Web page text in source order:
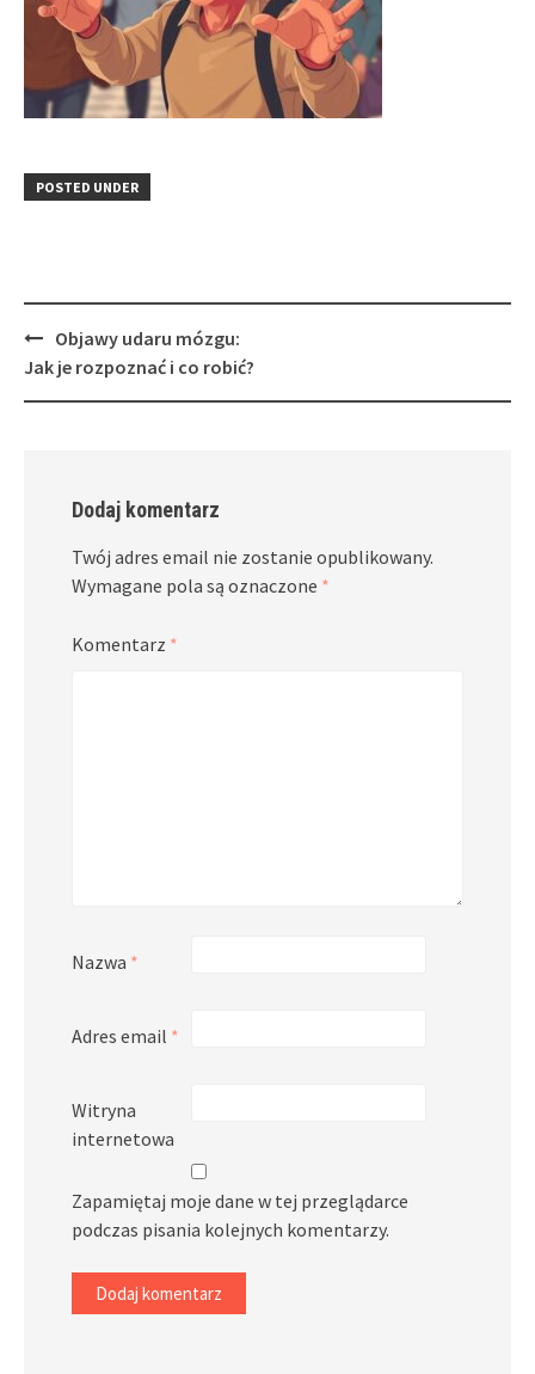
POSTED UNDER
Post
navigation
Objawy udaru mózgu:
Jak je rozpoznać i co robić?
Dodaj komentarz
Twój adres email nie zostanie opublikowany.
Wymagane pola są oznaczone *
Komentarz *
Nazwa *
Adres email *
Witryna
internetowa
Zapamiętaj moje dane w tej przeglądarce
podczas pisania kolejnych komentarzy.